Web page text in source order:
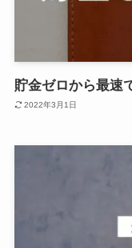
貯金ゼロから最速
2022年3月1日